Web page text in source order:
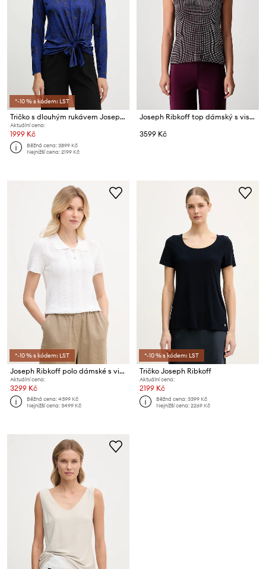
*-10 % s kódem: LST
Tričko s dlouhým rukávem Joseph Ribkoff
Aktuální cena:
1999 Kč
Běžná cena:3899 Kč
Nejnižší cena:2199 Kč
Joseph Ribkoff top dámský s viskózou
3599 Kč
*-10 % s kódem: LST
Joseph Ribkoff polo dámské s viskózou
Aktuální cena:
3299 Kč
Běžná cena:4399 Kč
Nejnižší cena:3499 Kč
*-10 % s kódem: LST
Tričko Joseph Ribkoff
Aktuální cena:
2199 Kč
Běžná cena:3399 Kč
Nejnižší cena:2269 Kč